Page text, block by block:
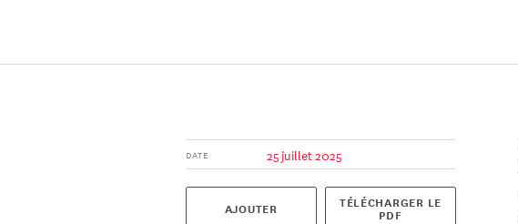
DATE 25 juillet 2025
AJOUTER TÉLÉCHARGER LE
PDF